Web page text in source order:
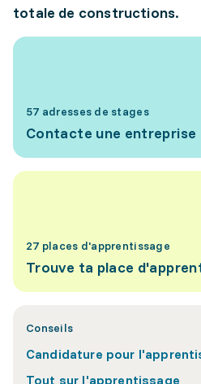
totale de constructions.
57 adresses de stages
Contacte une entreprise
27 places d'apprentissage
Trouve ta place
Conseils
Candidature pour
Tout sur l'apprentissage